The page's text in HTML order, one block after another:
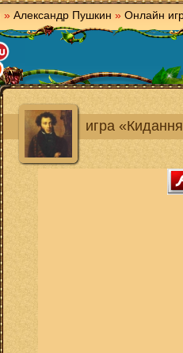
» Александр Пушкин » Онлайн
игра